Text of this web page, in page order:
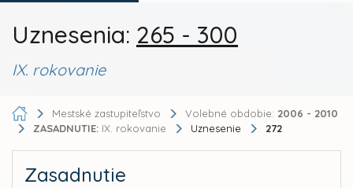
Uznesenia: 265 - 300
IX. rokovanie
Mestské zastupiteľstvo Volebné obdobie: 2006 - 2010
ZASADNUTIE: IX. rokovanie Uznesenie 272
Zasadnutie